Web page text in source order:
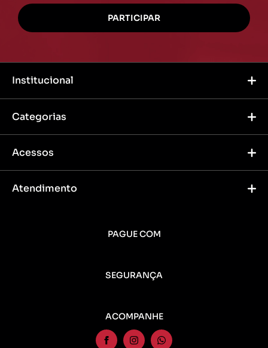
Institucional
Categorias
Acessos
Atendimento
PAGUE COM
SEGURANÇA
ACOMPANHE